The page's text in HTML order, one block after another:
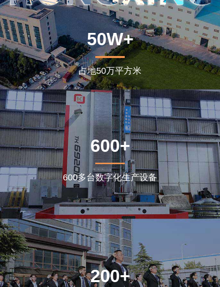
50W+
占地50万平方米
600+
600多台数字化生产设备
200+